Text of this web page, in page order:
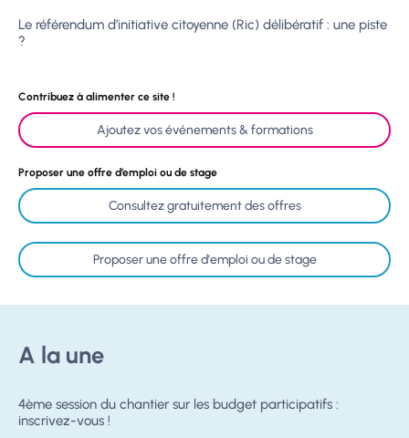
Le référendum d’initiative citoyenne (Ric) délibératif : une piste
?
Contribuez à alimenter ce site !
Ajoutez vos événements & formations
Proposer une offre d’emploi ou de stage
Consultez gratuitement des offres
Proposer une offre d'emploi ou de stage
A la une
4ème session du chantier sur les budget participatifs :
inscrivez-vous !